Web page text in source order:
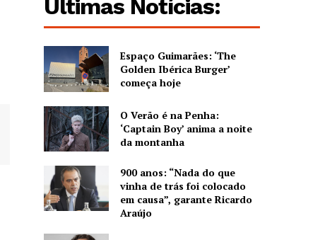
Últimas Notícias:
Espaço Guimarães: ‘The
Golden Ibérica Burger’
começa hoje
O Verão é na Penha:
‘Captain Boy’ anima a noite
da montanha
900 anos: “Nada do que
vinha de trás foi colocado
em causa”, garante Ricardo
Araújo